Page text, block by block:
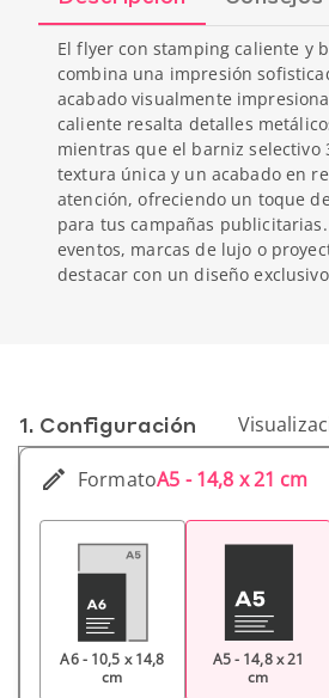
El flyer con stamping caliente y
combina una impresión
acabado visualmente
caliente resalta detalles
mientras que el barniz selectivo
textura única y un acabado en
atención, ofreciendo un toque
para tus campañas
eventos, marcas de lujo o
destacar con un diseño
1. Conf­iguración
FormatoA5 - 14,8 x 21 cm
A6 - 10,5 x 14,8
cm
A5 - 14,8 x 21
cm